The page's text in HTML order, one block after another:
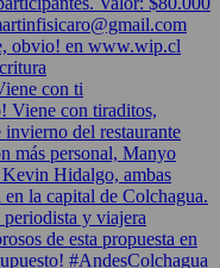
con ti